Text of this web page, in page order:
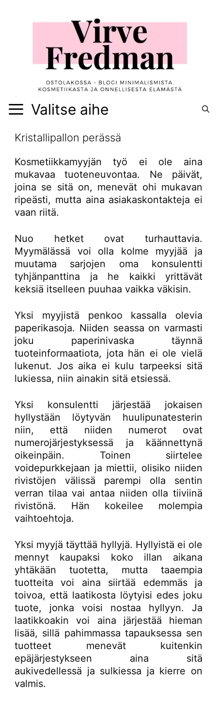
Valitse aihe
Kristallipallon perässä
Kosmetiikkamyyjän työ ei ole aina
mukavaa tuoteneuvontaa. Ne päivät,
joina se sitä on, menevät ohi mukavan
ripeästi, mutta aina asiakaskontakteja ei
vaan riitä.
Nuo hetket ovat turhauttavia.
Myymälässä voi olla kolme myyjää ja
muutama sarjojen oma konsulentti
tyhjänpanttina ja he kaikki yrittävät
keksiä itselleen puuhaa vaikka väkisin.
Yksi myyjistä penkoo kassalla olevia
paperikasoja. Niiden seassa on varmasti
joku paperinivaska täynnä
tuoteinformaatiota, jota hän ei ole vielä
lukenut. Jos aika ei kulu tarpeeksi sitä
lukiessa, niin ainakin sitä etsiessä.
Yksi konsulentti järjestää jokaisen
hyllystään löytyvän huulipunatesterin
niin, että niiden numerot ovat
numerojärjestyksessä ja käännettynä
oikeinpäin. Toinen siirtelee
voidepurkkejaan ja miettii, olisiko niiden
rivistöjen välissä parempi olla sentin
verran tilaa vai antaa niiden olla tiiviinä
rivistönä. Hän kokeilee molempia
vaihtoehtoja.
Yksi myyjä täyttää hyllyjä. Hyllyistä ei ole
mennyt kaupaksi koko illan aikana
yhtäkään tuotetta, mutta taaempia
tuotteita voi aina siirtää edemmäs ja
toivoa, että laatikosta löytyisi edes joku
tuote, jonka voisi nostaa hyllyyn. Ja
laatikkoakin voi aina järjestää hieman
lisää, sillä pahimmassa tapauksessa sen
tuotteet menevät kuitenkin
epäjärjestykseen aina sitä
aukivedellessä ja sulkiessa ja kierre on
valmis.